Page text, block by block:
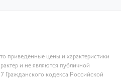
приведённые цены и характеристики
и не являются публичной
Гражданского кодекса Российской